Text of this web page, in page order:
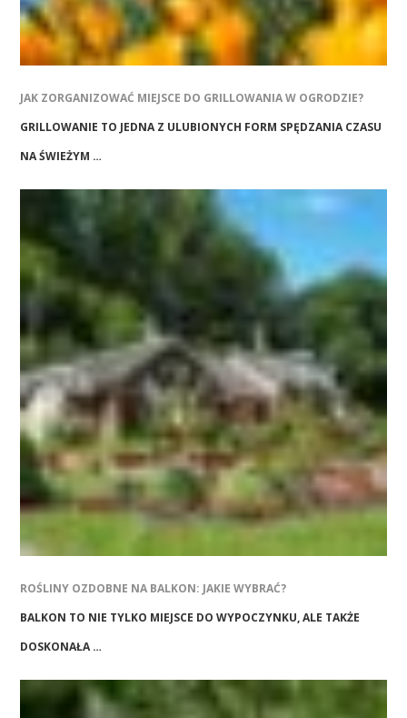
JAK ZORGANIZOWAĆ MIEJSCE DO GRILLOWANIA W OGRODZIE?
GRILLOWANIE TO JEDNA Z ULUBIONYCH FORM SPĘDZANIA CZASU
NA ŚWIEŻYM …
ROŚLINY OZDOBNE NA BALKON: JAKIE WYBRAĆ?
BALKON TO NIE TYLKO MIEJSCE DO WYPOCZYNKU, ALE TAKŻE
DOSKONAŁA …